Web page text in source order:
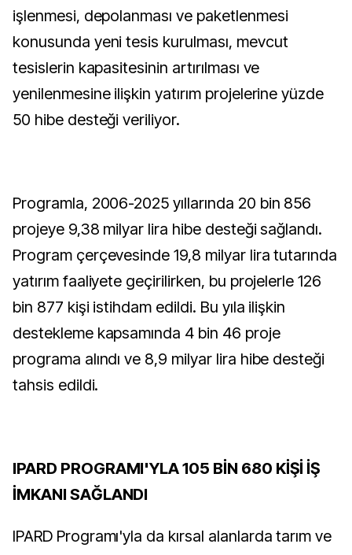
işlenmesi, depolanması ve paketlenmesi
konusunda yeni tesis kurulması, mevcut
tesislerin kapasitesinin artırılması ve
yenilenmesine ilişkin yatırım projelerine yüzde
50 hibe desteği veriliyor.
Programla, 2006-2025 yıllarında 20 bin 856
projeye 9,38 milyar lira hibe desteği sağlandı.
Program çerçevesinde 19,8 milyar lira tutarında
yatırım faaliyete geçirilirken, bu projelerle 126
bin 877 kişi istihdam edildi. Bu yıla ilişkin
destekleme kapsamında 4 bin 46 proje
programa alındı ve 8,9 milyar lira hibe desteği
tahsis edildi.
IPARD PROGRAMI'YLA 105 BİN 680 KİŞİ İŞ
İMKANI SAĞLANDI
IPARD Programı'yla da kırsal alanlarda tarım ve